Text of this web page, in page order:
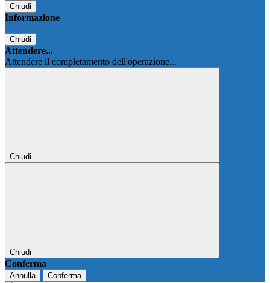
Chiudi
Informazione
Chiudi
Attendere...
Attendere il completamento dell'operazione...
Chiudi
Chiudi
Conferma
Annulla Conferma